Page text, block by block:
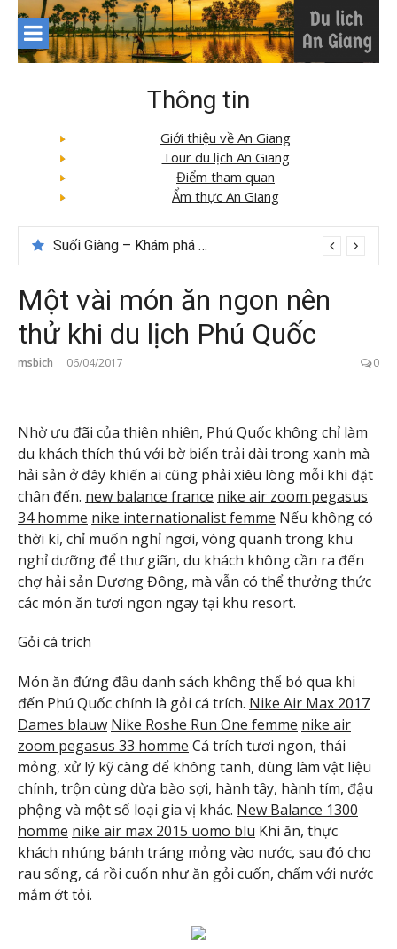
Skip
content
Thông tin
Giới thiệu về An Giang
Tour du lịch An Giang
Điểm tham quan
Ẩm thực An Giang
Suối Giàng – Khám phá “miền chè” nổi tiếng Tây BắcChecklist quán cà phê đẹp dịp 2/9 ở Đà Lạt nên ghé
Một vài món ăn ngon nên
thử khi du lịch Phú Quốc
msbich 06/04/2017 0
Nhờ ưu đãi của thiên nhiên, Phú Quốc không chỉ làm
du khách thích thú với bờ biển trải dài trong xanh mà
hải sản ở đây khiến ai cũng phải xiêu lòng mỗi khi đặt
chân đến. new balance france nike air zoom pegasus
34 homme nike internationalist femme Nếu không có
thời kì, chỉ muốn nghỉ ngơi, vòng quanh trong khu
nghỉ dưỡng để thư giãn, du khách không cần ra đến
chợ hải sản Dương Đông, mà vẫn có thể thưởng thức
các món ăn tươi ngon ngay tại khu resort.
Gỏi cá trích
Món ăn đứng đầu danh sách không thể bỏ qua khi
đến Phú Quốc chính là gỏi cá trích. Nike Air Max 2017
Dames blauw Nike Roshe Run One femme nike air
zoom pegasus 33 homme Cá trích tươi ngon, thái
mỏng, xử lý kỹ càng để không tanh, dùng làm vật liệu
chính, trộn cùng dừa bào sợi, hành tây, hành tím, đậu
phộng và một số loại gia vị khác. New Balance 1300
homme nike air max 2015 uomo blu Khi ăn, thực
khách nhúng bánh tráng mỏng vào nước, sau đó cho
rau sống, cá rồi cuốn như ăn gỏi cuốn, chấm với nước
mắm ớt tỏi.